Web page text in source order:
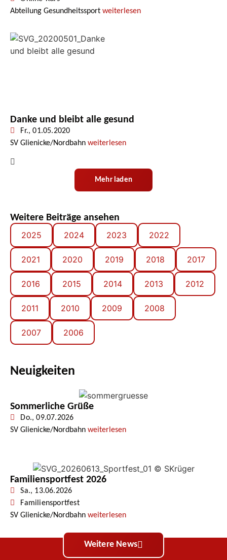
Abteilung Gesundheitssport weiterlesen
Danke und bleibt alle gesund
Fr., 01.05.2020
SV Glienicke/Nordbahn weiterlesen
Mehr laden
Weitere Beiträge ansehen
2025
2024 2023 2022
2021 2020 2019 2018 2017
2016 2015 2014 2013 2012
2011 2010 2009 2008
2007 2006
Neuigkeiten
Sommerliche Grüße
Do., 09.07.2026
SV Glienicke/Nordbahn weiterlesen
Familiensportfest 2026
Sa., 13.06.2026
Familiensportfest
SV Glienicke/Nordbahn weiterlesen
Weitere News